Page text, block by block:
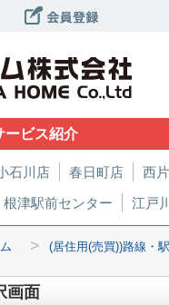
ービス紹介
石川店 春日町店
西
根津駅前センター 江戸
> (居住用(売買))路線・
画面